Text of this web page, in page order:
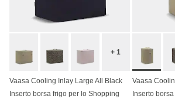
+ 1
Vaasa Cooling Inlay Large All Black
Inserto borsa frigo per lo Shopping
Vaasa
Inserto